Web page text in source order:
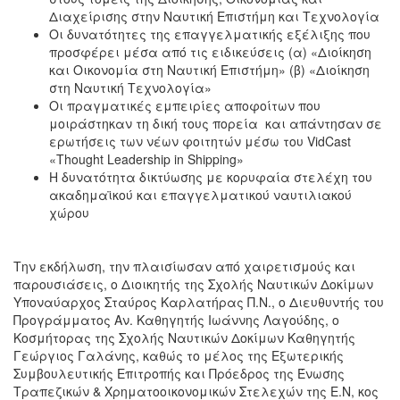
Διαχείρισης στην Ναυτική Επιστήμη και Τεχνολογία
Οι δυνατότητες της επαγγελματικής εξέλιξης που
προσφέρει μέσα από τις ειδικεύσεις (α) «Διοίκηση
και Οικονομία στη Ναυτική Επιστήμη» (β) «Διοίκηση
στη Ναυτική Τεχνολογία»
Οι πραγματικές εμπειρίες αποφοίτων που
μοιράστηκαν τη δική τους πορεία και απάντησαν σε
ερωτήσεις των νέων φοιτητών μέσω του VidCast
«Thought Leadership in Shipping»
Η δυνατότητα δικτύωσης με κορυφαία στελέχη του
ακαδημαϊκού και επαγγελματικού ναυτιλιακού
χώρου
Την εκδήλωση, την πλαισίωσαν από χαιρετισμούς και
παρουσιάσεις, ο Διοικητής της Σχολής Ναυτικών Δοκίμων
Υποναύαρχος Σταύρος Καρλατήρας Π.Ν., ο Διευθυντής του
Προγράμματος Αν. Καθηγητής Ιωάννης Λαγούδης, ο
Κοσμήτορας της Σχολής Ναυτικών Δοκίμων Καθηγητής
Γεώργιος Γαλάνης, καθώς το μέλος της Εξωτερικής
Συμβουλευτικής Επιτροπής και Πρόεδρος της Ένωσης
Τραπεζικών & Χρηματοοικονομικών Στελεχών της Ε.Ν, κος